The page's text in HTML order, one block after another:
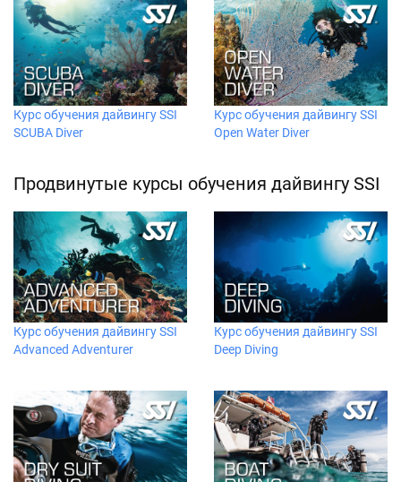
Курс обучения дайвингу SSI
SCUBA Diver
Курс обучения дайвингу SSI
Open Water Diver
Продвинутые курсы обучения дайвингу SSI
Курс обучения дайвингу SSI
Advanced Adventurer
Курс обучения дайвингу SSI
Deep Diving